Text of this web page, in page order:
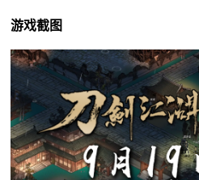
游戏截图